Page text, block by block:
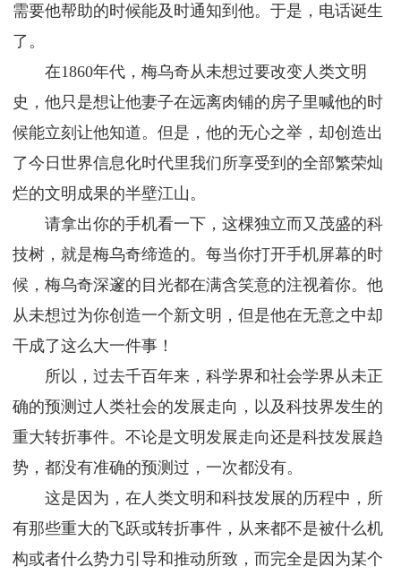
需要他帮助的时候能及时通知到他。于是，电话诞生
了。
在1860年代，梅乌奇从未想过要改变人类文明
史，他只是想让他妻子在远离肉铺的房子里喊他的时
候能立刻让他知道。但是，他的无心之举，却创造出
了今日世界信息化时代里我们所享受到的全部繁荣灿
烂的文明成果的半壁江山。
请拿出你的手机看一下，这棵独立而又茂盛的科
技树，就是梅乌奇缔造的。每当你打开手机屏幕的时
候，梅乌奇深邃的目光都在满含笑意的注视着你。他
从未想过为你创造一个新文明，但是他在无意之中却
干成了这么大一件事！
所以，过去千百年来，科学界和社会学界从未正
确的预测过人类社会的发展走向，以及科技界发生的
重大转折事件。不论是文明发展走向还是科技发展趋
势，都没有准确的预测过，一次都没有。
这是因为，在人类文明和科技发展的历程中，所
有那些重大的飞跃或转折事件，从来都不是被什么机
构或者什么势力引导和推动所致，而完全是因为某个